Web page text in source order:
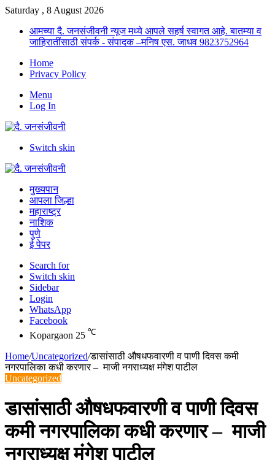
Saturday , 8 August 2026
आमच्या दै. जनसंजीवनी न्यूज मध्ये आपले सहर्ष स्वागत आहे. बातम्या व
जाहिरातींसाठी संपर्क - संपादक –मनिष एस. जाधव 9823752964
Home
Privacy Policy
Menu
Log In
Switch skin
मुख्यपान
आपला जिल्हा
महाराष्ट्र
नाशिक
पुणे
ई पेपर
Search for
Switch skin
Sidebar
Login
WhatsApp
Facebook
Kopargaon 25 ℃
Home/Uncategorized/डासांसाठी औषधफवारणी व पाणी दिवस कमी
नगरपालिका कधी करणार – माजी नगराध्यक्ष मंगेश पाटील
Uncategorized
डासांसाठी औषधफवारणी व पाणी दिवस
कमी नगरपालिका कधी करणार – माजी
नगराध्यक्ष मंगेश पाटील